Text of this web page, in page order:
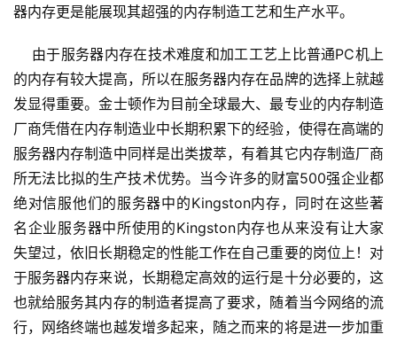
器内存更是能展现其超强的内存制造工艺和生产水平。
由于服务器内存在技术难度和加工工艺上比普通PC机上
的内存有较大提高，所以在服务器内存在品牌的选择上就越
发显得重要。金士顿作为目前全球最大、最专业的内存制造
厂商凭借在内存制造业中长期积累下的经验，使得在高端的
服务器内存制造中同样是出类拔萃，有着其它内存制造厂商
所无法比拟的生产技术优势。当今许多的财富500强企业都
绝对信服他们的服务器中的Kingston内存，同时在这些著
名企业服务器中所使用的Kingston内存也从来没有让大家
失望过，依旧长期稳定的性能工作在自己重要的岗位上！对
于服务器内存来说，长期稳定高效的运行是十分必要的，这
也就给服务其内存的制造者提高了要求，随着当今网络的流
行，网络终端也越发增多起来，随之而来的将是进一步加重